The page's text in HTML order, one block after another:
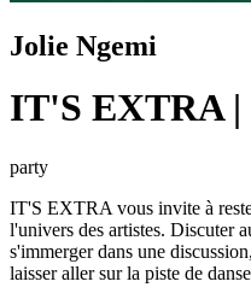
Jolie Ngemi
IT'S EXTRA
party
IT'S EXTRA vous invite à
l'univers des artistes. Discuter
s'immerger dans une
laisser aller sur la piste de